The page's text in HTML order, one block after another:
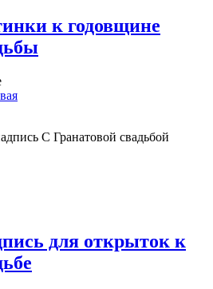
к годовщине
для открыток к